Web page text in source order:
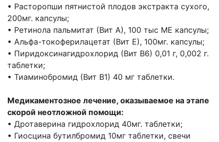
• Расторопши пятнистой плодов экстракта сухого,
200мг. капсулы;
• Ретинола пальмитат (Вит А), 100 тыс МЕ капсулы;
• Альфа-токоферилацетат (Вит Е), 100мг. капсулы;
• Пиридоксинагидрохлорид (Вит В6) 0,01 г, 0,002 г.
таблетки;
• Тиаминобромид (Вит В1) 40 мг таблетки.
Медикаментозное лечение, оказываемое на этапе
скорой неотложной помощи:
• Дротаверина гидрохлорид 40мг. таблетки;
• Гиосцина бутилбромид 10мг таблетки, свечи